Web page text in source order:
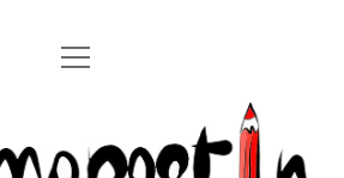
REISEREPORTAGEN
REISEPOESIE
Menü
öffnen